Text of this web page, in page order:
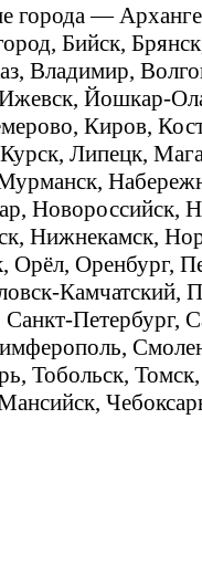
города —
Бийск,
Владимир,
Йошкар-
Киров,
Липецк,
Новороссийск,
Нижнекамск,
Оренбург,
Камчатский,
Петербург,
Тобольск,